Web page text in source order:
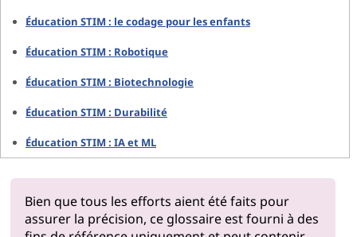
Éducation STIM : le codage pour les enfants
Éducation STIM : Robotique
Éducation STIM : Biotechnologie
Éducation STIM : Durabilité
Éducation STIM : IA et ML
Bien que tous les efforts aient été faits pour
assurer la précision, ce glossaire est fourni à des